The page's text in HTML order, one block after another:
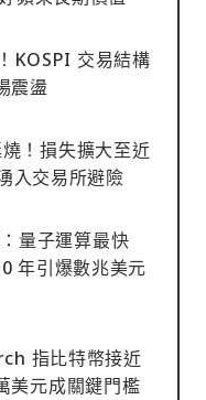
KOSPI 交易結構
震盪
！損失擴大至近
入交易所避險
量子運算最快
年引爆數兆美元
指比特幣接近
美元成關鍵門檻